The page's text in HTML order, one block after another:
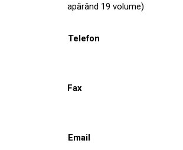
apărând 19 volume)
Telefon
Fax
Email